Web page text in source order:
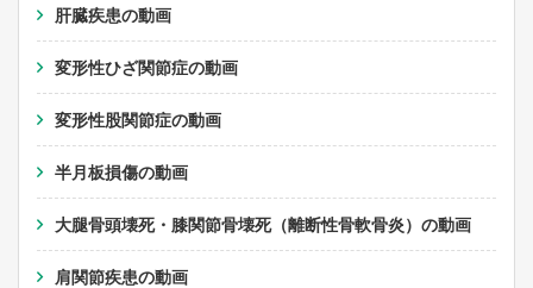
肝臓疾患の動画
変形性ひざ関節症の動画
変形性股関節症の動画
半月板損傷の動画
大腿骨頭壊死・膝関節骨壊死（離断性骨軟骨炎）の動画
肩関節疾患の動画